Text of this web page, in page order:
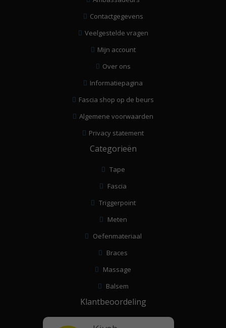
Contactgegevens
Veelgestelde vragen
Mijn account
Over ons
Informatiepagina
Fascia shop op de beurs
Algemene voorwaarden
Privacy statement
Categorieën
Tape
Fascia
Triggerpoint
Meten
Oefenmateriaal
Braces
Massage
Balsem
Klantbeoordeling